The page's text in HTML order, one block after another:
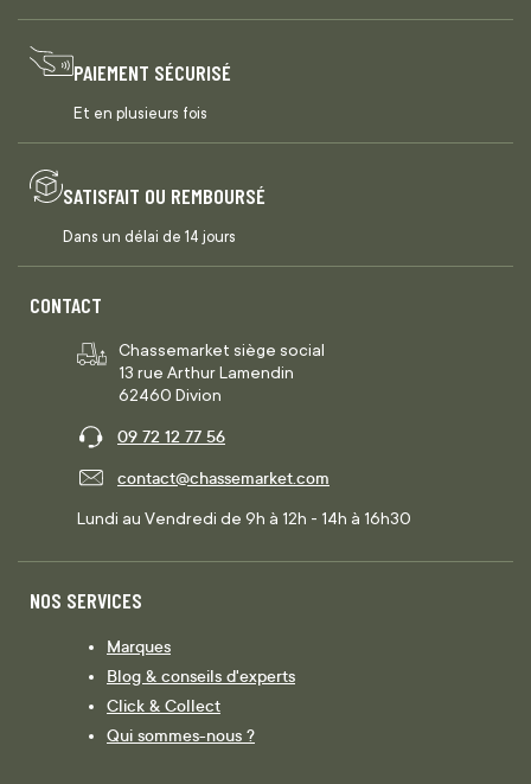
PAIEMENT SÉCURISÉ
Et en plusieurs fois
SATISFAIT OU REMBOURSÉ
Dans un délai de 14 jours
CONTACT
Chassemarket siège social
13 rue Arthur Lamendin
62460 Divion
09 72 12 77 56
contact@chassemarket.com
Lundi au Vendredi de 9h à 12h - 14h à 16h30
NOS SERVICES
Marques
Blog & conseils d'experts
Click & Collect
Qui sommes-nous ?